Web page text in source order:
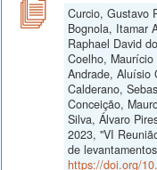
Curcio, Gustavo
Bognola, Itamar
Raphael David
Coelho,
Andrade, Aluísio
Calderano,
Conceição,
Silva, Álvaro
2023, "VI
de
https://doi.org/